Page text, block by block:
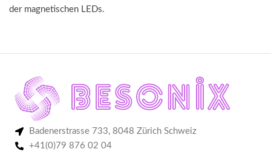
der magnetischen LEDs.
Badenerstrasse 733, 8048 Zürich Schweiz
+41(0)79 876 02 04